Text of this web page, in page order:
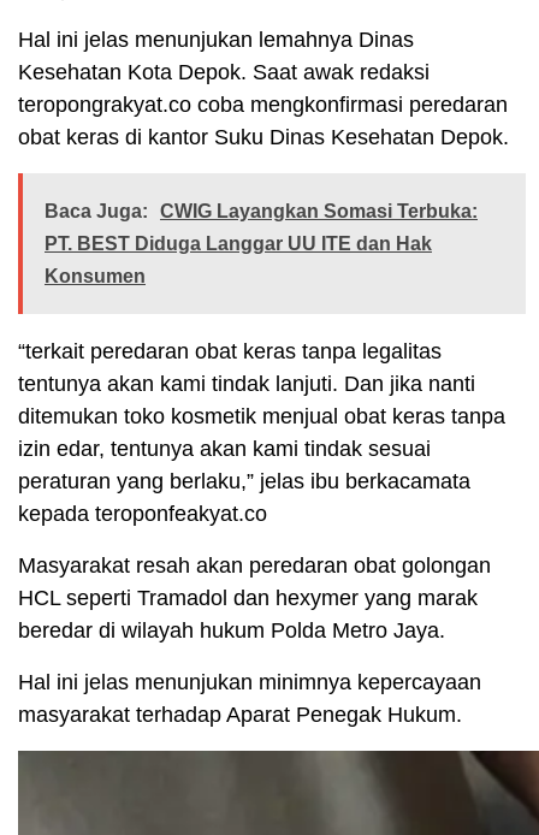
Hal ini jelas menunjukan lemahnya Dinas
Kesehatan Kota Depok. Saat awak redaksi
teropongrakyat.co coba mengkonfirmasi peredaran
obat keras di kantor Suku Dinas Kesehatan Depok.
Baca Juga:
CWIG Layangkan Somasi Terbuka:
PT. BEST Diduga Langgar UU ITE dan Hak
Konsumen
“terkait peredaran obat keras tanpa legalitas
tentunya akan kami tindak lanjuti. Dan jika nanti
ditemukan toko kosmetik menjual obat keras tanpa
izin edar, tentunya akan kami tindak sesuai
peraturan yang berlaku,” jelas ibu berkacamata
kepada teroponfeakyat.co
Masyarakat resah akan peredaran obat golongan
HCL seperti Tramadol dan hexymer yang marak
beredar di wilayah hukum Polda Metro Jaya.
Hal ini jelas menunjukan minimnya kepercayaan
masyarakat terhadap Aparat Penegak Hukum.